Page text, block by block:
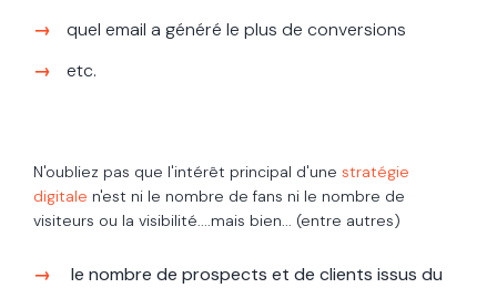
quel email a généré le plus de conversions
etc.
N'oubliez pas que l'intérêt principal d'une stratégie
digitale n'est ni le nombre de fans ni le nombre de
visiteurs ou la visibilité....mais bien... (entre autres)
le nombre de prospects et de clients issus du